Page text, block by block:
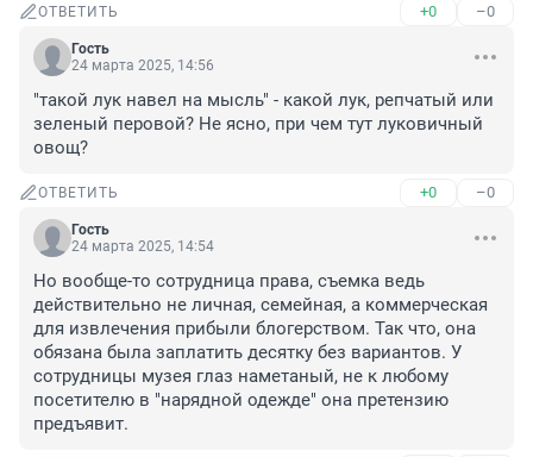
ОТВЕТИТЬ +0 –0
Гость
24 марта 2025, 14:56
"такой лук навел на мысль" - какой лук, репчатый или
зеленый перовой? Не ясно, при чем тут луковичный
овощ?
ОТВЕТИТЬ +0 –0
Гость
24 марта 2025, 14:54
Но вообще-то сотрудница права, съемка ведь
действительно не личная, семейная, а коммерческая
для извлечения прибыли блогерством. Так что, она
обязана была заплатить десятку без вариантов. У
сотрудницы музея глаз наметаный, не к любому
посетителю в "нарядной одежде" она претензию
предъявит.